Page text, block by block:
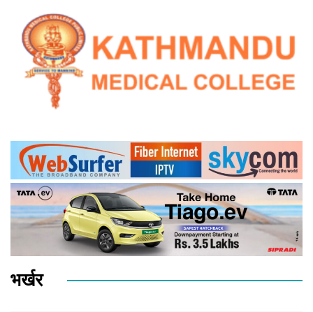
भर्खर